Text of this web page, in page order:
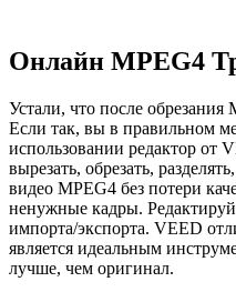
Онлайн MPEG4
Устали, что после обрезания
Если так, вы в правильном
использовании редактор от
вырезать, обрезать,
видео MPEG4 без потери
ненужные кадры.
импорта/экспорта. VEED
является идеальным
лучше, чем оригинал.